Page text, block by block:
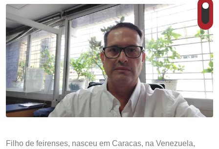
Filho de feirenses, nasceu em Caracas, na Venezuela,